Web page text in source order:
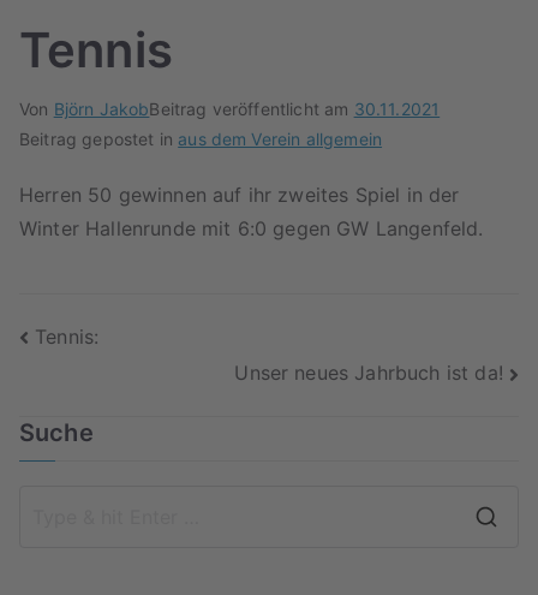
Tennis
Von Björn JakobBeitrag veröffentlicht am 30.11.2021
Beitrag gepostet in aus dem Verein allgemein
Herren 50 gewinnen auf ihr zweites Spiel in der
Winter Hallenrunde mit 6:0 gegen GW Langenfeld.
Beitragsnavigation
Tennis:
Unser neues Jahrbuch ist da!
Suche